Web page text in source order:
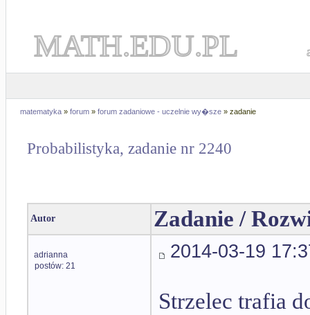
MATH.EDU.PL
matematyka » forum » forum zadaniowe - uczelnie wy�sze » zadanie
Probabilistyka, zadanie nr 2240
Autor Zadanie /
adrianna
postów: 21
2014-03-19
Strzelec trafia